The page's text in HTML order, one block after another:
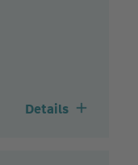
Details